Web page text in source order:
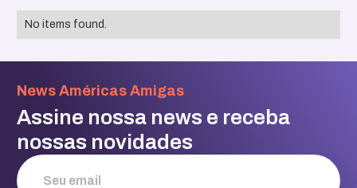
No items found.
News Américas Amigas
Assine nossa news e receba
nossas novidades